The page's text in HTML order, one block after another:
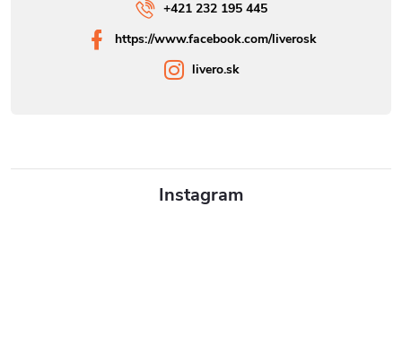
Instagram
+421 232 195 445
https://www.facebook.com/liverosk
livero.sk